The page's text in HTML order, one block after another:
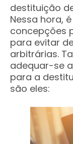
destituição
Nessa hora,
concepções
para evitar
arbitrárias.
adequar-se
para a
são eles: